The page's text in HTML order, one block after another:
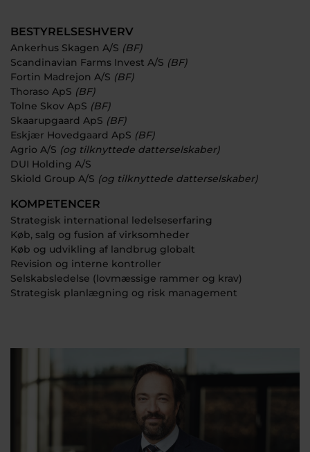
BESTYRELSESHVERV
Ankerhus Skagen A/S (BF)
Scandinavian Farms Invest A/S (BF)
Fortin Madrejon A/S (BF)
Thoraso ApS (BF)
Tolne Skov ApS (BF)
Skaarupgaard ApS (BF)
Eskjær Hovedgaard ApS (BF)
Agrio A/S (og tilknyttede datterselskaber)
DUI Holding A/S
Skiold Group A/S (og tilknyttede datterselskaber)
KOMPETENCER
Strategisk international ledelseserfaring
Køb, salg og fusion af virksomheder
Køb og udvikling af landbrug globalt
Revision og interne kontroller
Selskabsledelse (lovmæssige rammer og krav)
Strategisk planlægning og risk management